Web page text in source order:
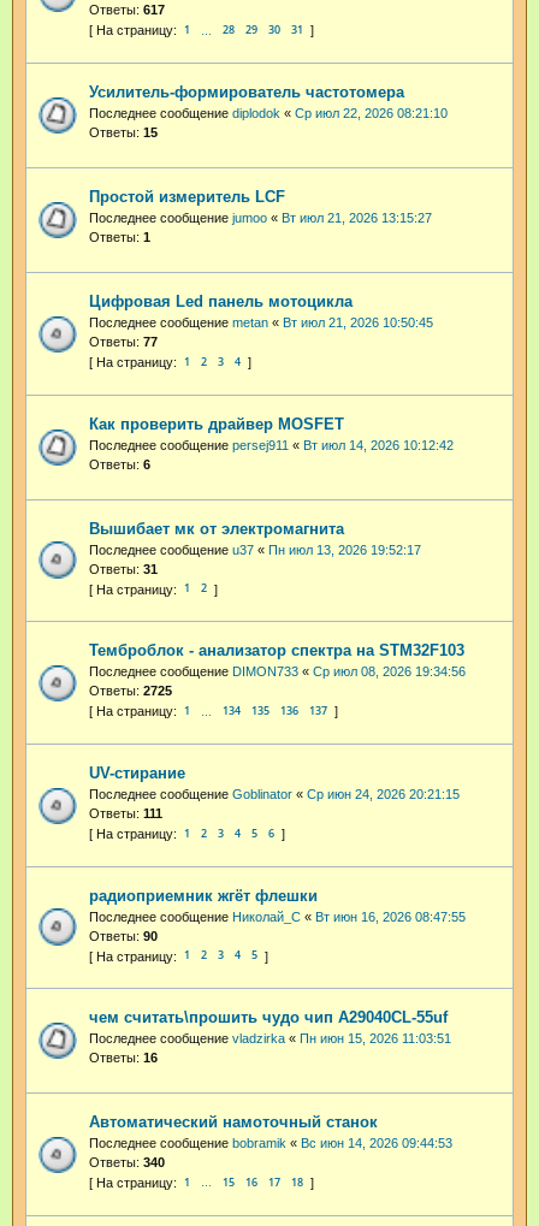
Ответы: 617
1 28 29 30 31
Усилитель-формирователь частотомера
Последнее сообщение diplodok « Ср июл 22, 2026 08:21:10
Ответы: 15
Простой измеритель LCF
Последнее сообщение jumoo « Вт июл 21, 2026 13:15:27
Ответы: 1
Цифровая Led панель мотоцикла
Последнее сообщение metan « Вт июл 21, 2026 10:50:45
Ответы: 77
1 2 3 4
Как проверить драйвер MOSFET
Последнее сообщение persej911 « Вт июл 14, 2026 10:12:42
Ответы: 6
Вышибает мк от электромагнита
Последнее сообщение u37 « Пн июл 13, 2026 19:52:17
Ответы: 31
1 2
Темброблок - анализатор спектра на STM32F103
Последнее сообщение DIMON733 « Ср июл 08, 2026 19:34:56
Ответы: 2725
1 134 135 136 137
UV-стирание
Последнее сообщение Goblinator « Ср июн 24, 2026 20:21:15
Ответы: 111
1 2 3 4 5 6
радиоприемник жгёт флешки
Последнее сообщение Николай_С « Вт июн 16, 2026 08:47:55
Ответы: 90
1 2 3 4 5
чем считать\прошить чудо чип А29040CL-55uf
Последнее сообщение vladzirka « Пн июн 15, 2026 11:03:51
Ответы: 16
Автоматический намоточный станок
Последнее сообщение bobramik « Вс июн 14, 2026 09:44:53
Ответы: 340
1 … 15 16 17 18